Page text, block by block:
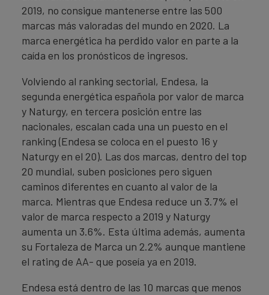
2019, no consigue mantenerse entre las 500
marcas más valoradas del mundo en 2020. La
marca energética ha perdido valor en parte a la
caída en los pronósticos de ingresos.
Volviendo al ranking sectorial, Endesa, la
segunda energética española por valor de marca
y Naturgy, en tercera posición entre las
nacionales, escalan cada una un puesto en el
ranking (Endesa se coloca en el puesto 16 y
Naturgy en el 20). Las dos marcas, dentro del top
20 mundial, suben posiciones pero siguen
caminos diferentes en cuanto al valor de la
marca. Mientras que Endesa reduce un 3.7% el
valor de marca respecto a 2019 y Naturgy
aumenta un 3.6%. Esta última además, aumenta
su Fortaleza de Marca un 2.2% aunque mantiene
el rating de AA- que poseía ya en 2019.
Endesa está dentro de las 10 marcas que menos